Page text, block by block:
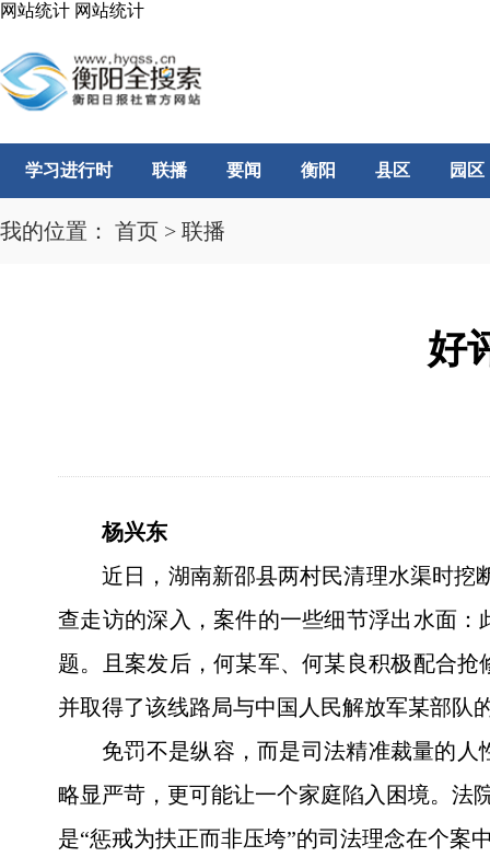
网站统计 网站统计
学习进行时 联播 要闻 衡阳 县区 园区
我的位置： 首页 > 联播
好
杨兴东
近日，湖南新邵县两村民清理水渠时挖
查走访的深入，案件的一些细节浮出水面
题。且案发后，何某军、何某良积极配合
并取得了该线路局与中国人民解放军某部
免罚不是纵容，而是司法精准裁量的
略显严苛，更可能让一个家庭陷入困境。法
是“惩戒为扶正而非压垮”的司法理念在个案